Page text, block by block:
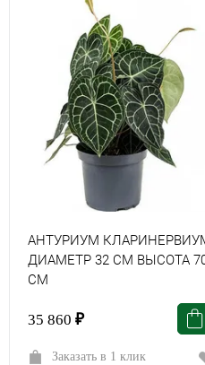
АНТУРИУМ
ДИАМЕТР 32 СМ ВЫСОТА
СМ
35 860 ₽
Заказать в 1 клик